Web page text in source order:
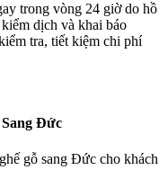
trong vòng 24 giờ do hồ
dịch và khai báo
tra, tiết kiệm chi phí
Đức
gỗ sang Đức cho khách